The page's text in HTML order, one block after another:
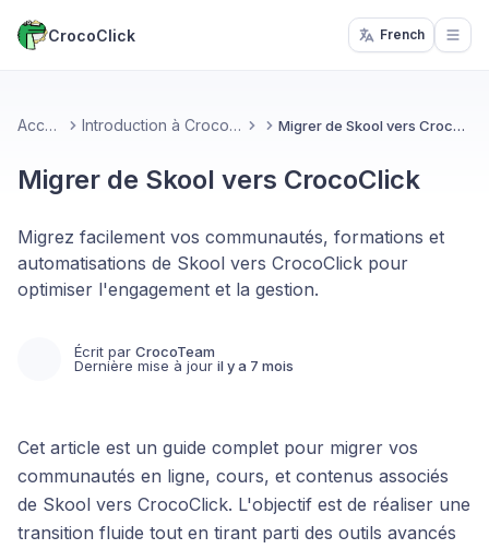
CrocoClick French
Accueil Introduction à CrocoClick Migrer de Skool vers CrocoClick
Migrer de Skool vers CrocoClick
Migrez facilement vos communautés, formations et
automatisations de Skool vers CrocoClick pour
optimiser l'engagement et la gestion.
Écrit par CrocoTeam
Dernière mise à jour il y a 7 mois
Cet article est un guide complet pour migrer vos
communautés en ligne, cours, et contenus associés
de Skool vers CrocoClick. L'objectif est de réaliser une
transition fluide tout en tirant parti des outils avancés